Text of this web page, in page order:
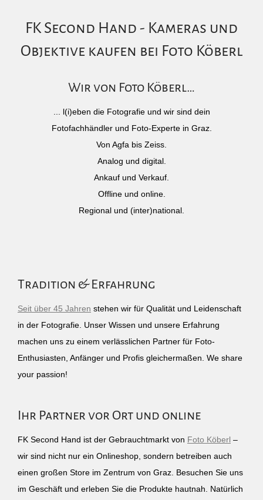
FK Second Hand - Kameras und
Objektive kaufen bei Foto Köberl
Wir von Foto Köberl…
... l(i)eben die Fotografie und wir sind dein
Fotofachhändler und Foto-Experte in Graz.
Von Agfa bis Zeiss.
Analog und digital.
Ankauf und Verkauf.
Offline und online.
Regional und (inter)national.
Tradition & Erfahrung
Seit über 45 Jahren stehen wir für Qualität und Leidenschaft
in der Fotografie. Unser Wissen und unsere Erfahrung
machen uns zu einem verlässlichen Partner für Foto-
Enthusiasten, Anfänger und Profis gleichermaßen. We share
your passion!
Ihr Partner vor Ort und online
FK Second Hand ist der Gebrauchtmarkt von Foto Köberl –
wir sind nicht nur ein Onlineshop, sondern betreiben auch
einen großen Store im Zentrum von Graz. Besuchen Sie uns
im Geschäft und erleben Sie die Produkte hautnah. Natürlich